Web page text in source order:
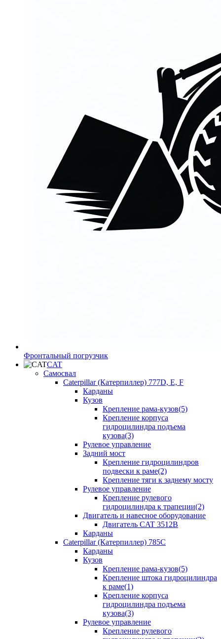
Фронтальный погрузчик
CAT
Самосвал
Caterpillar (Катерпиллер) 777D, E, F
Карданы
Кузов
Крепление рама-кузов(5)
Крепление корпуса
гидроцилиндра подъема
кузова(3)
Рулевое управление
Задний мост
Крепление гидроцилиндров
подвески к раме(2)
Крепление тяги к заднему мосту
Рулевое управление
Крепление рулевого
гидроцилиндра к трапеции(2)
Двигатель и навесное оборудование
Двигатель CAT 3512B
Карданы
Caterpillar (Катерпиллер) 785C
Карданы
Кузов
Крепление рама-кузов(5)
Крепление штока гидроцилиндра
к раме(1)
Крепление корпуса
гидроцилиндра подъема
кузова(3)
Рулевое управление
Крепление рулевого